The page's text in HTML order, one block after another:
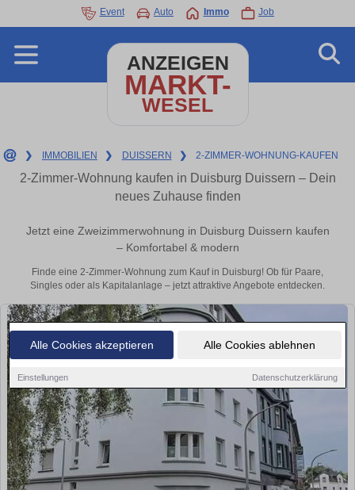
Alle Cookies akzeptieren Alle Cookies ablehnen
Einstellungen Datenschutzerklärung
Event Auto Immo Job
ANZEIGEN
MARKT-
WESEL
❯ IMMOBILIEN ❯ DUISSERN ❯ 2-ZIMMER-WOHNUNG-KAUFEN
2-Zimmer-Wohnung kaufen in Duisburg Duissern – Dein
neues Zuhause finden
Jetzt eine Zweizimmerwohnung in Duisburg Duissern kaufen
– Komfortabel & modern
Finde eine 2-Zimmer-Wohnung zum Kauf in Duisburg! Ob für Paare,
Singles oder als Kapitalanlage – jetzt attraktive Angebote entdecken.